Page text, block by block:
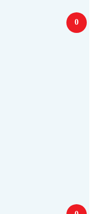
0